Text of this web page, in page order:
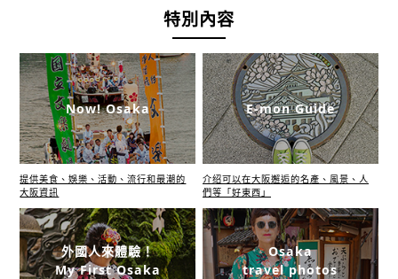
特別內容
Now! Osaka
提供美食、娛樂、活動、流行和最潮的
大阪資訊
E-mon Guide
介绍可以在大阪邂逅的名產、風景、人
們等「好東西」
外國人來體驗！
My First Osaka
Osaka
travel photos